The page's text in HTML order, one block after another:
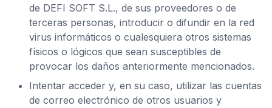
de DEFI SOFT S.L., de sus proveedores o de
terceras personas, introducir o difundir en la red
virus informáticos o cualesquiera otros sistemas
físicos o lógicos que sean susceptibles de
provocar los daños anteriormente mencionados.
Intentar acceder y, en su caso, utilizar las cuentas
de correo electrónico de otros usuarios y